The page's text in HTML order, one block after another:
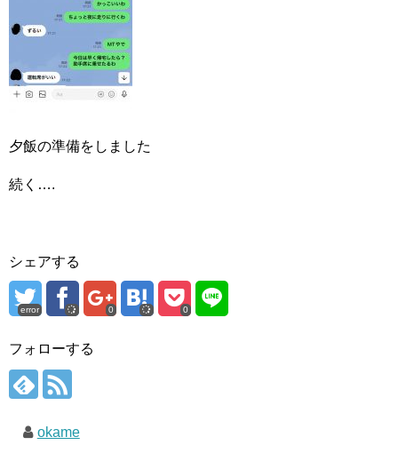
夕飯の準備をしました
続く….
シェアする
error 0 0
フォローする
okame